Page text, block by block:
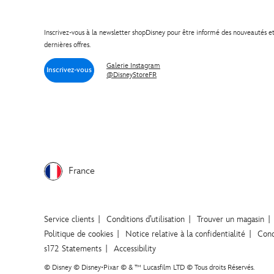
Iron Man (1)
Afficher toutes les options (5)
Adulte (1)
Inscrivez-vous à la newsletter shopDisney pour être informé des nouveautés
dernières offres.
Inscrivez-vous
Galerie Instagram
@DisneyStoreFR
France
Service clients Conditions d’utilisation Trouver un magasin
Politique de cookies
Notice relative à la confidentialité
s172 Statements
Accessibility
© Disney © Disney•Pixar © & ™ Lucasfilm LTD © Tous droits Réservés.